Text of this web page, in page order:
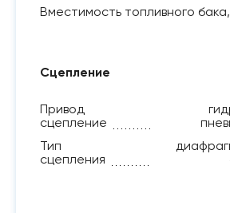
Вместимость топливного
Сцепление
Привод
сцепление
Тип
сцепления